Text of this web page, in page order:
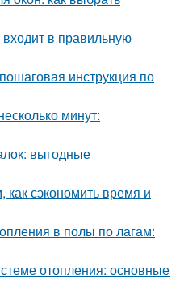
в правильную
инструкция по
минут:
выгодные
сэкономить время и
в полы по лагам:
отопления: основные